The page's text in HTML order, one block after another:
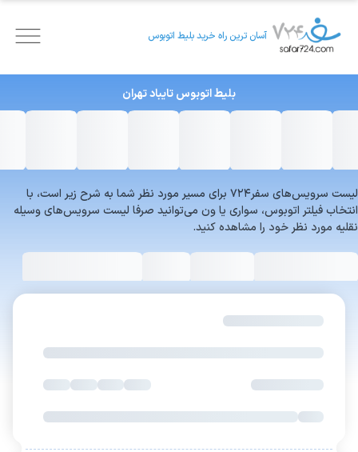
آسان ترین راه خرید بلیط اتوبوس
بلیط اتوبوستایبادتهران
لیست سرویس‌های سفر۷۲۴ برای مسیر مورد نظر شما به شرح زیر است، با
انتخاب فیلتر اتوبوس، سواری یا ون می‌توانید صرفا لیست سرویس‌های وسیله
نقلیه مورد نظر خود را مشاهده کنید.